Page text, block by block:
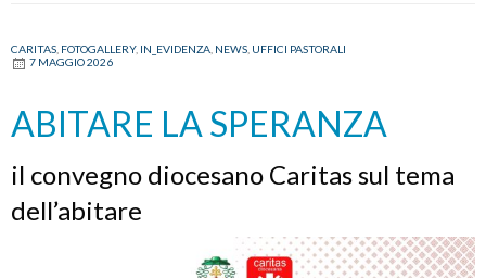
CARITAS FOTOGALLERY, IN_EVIDENZA NEWS UFFICI PASTORALI
7 MAGGIO 2026
ABITARE LA SPERANZA
il convegno diocesano Caritas sul tema
dell’abitare